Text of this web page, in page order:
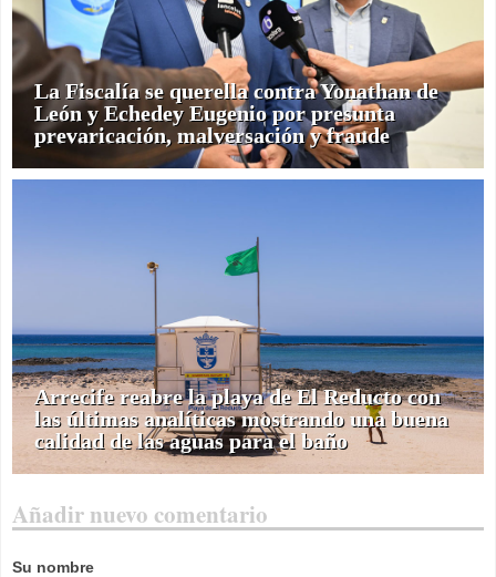
La Fiscalía se querella contra Yonathan de
León y Echedey Eugenio por presunta
prevaricación, malversación y fraude
Arrecife reabre la playa de El Reducto con
las últimas analíticas mostrando una buena
calidad de las aguas para el baño
Añadir nuevo comentario
Su nombre